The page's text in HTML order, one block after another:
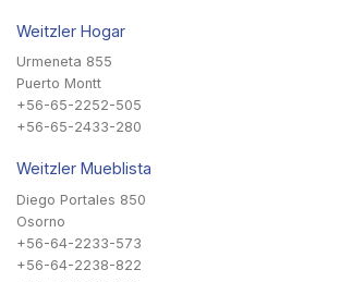
Weitzler Hogar
Urmeneta 855
Puerto Montt
+56-65-2252-505
+56-65-2433-280
Weitzler Mueblista
Diego Portales 850
Osorno
+56-64-2233-573
+56-64-2238-822